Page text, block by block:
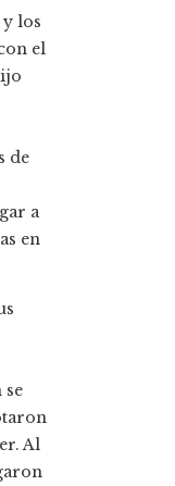
los
el
de
a
en
Al